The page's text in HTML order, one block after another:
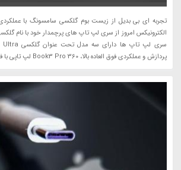
تجربه ای بی بدیل از زیست بوم گلکسی سامسونگ با
پردازش و عملکردی فوق العاده بالا، Book3 Pro 360 لپ تاپی با فرم 360...